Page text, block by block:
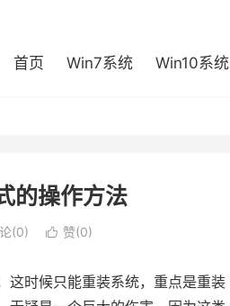
首页 Win7系统 Win10系统
的操作方法
(0)  赞(0)
时候只能重装系统，重点是重装